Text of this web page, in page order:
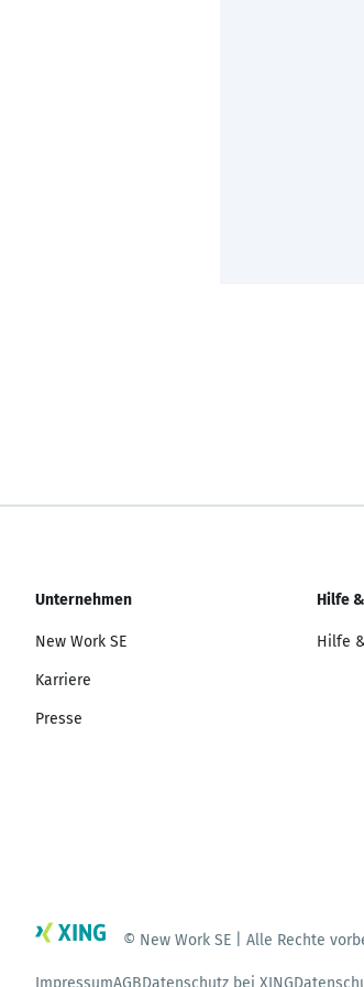
Unternehmen
New Work SE
Karriere
Presse
Hilfe
Hilfe
© New Work SE | Alle Rechte
ImpressumAGBDatenschutz bei XING